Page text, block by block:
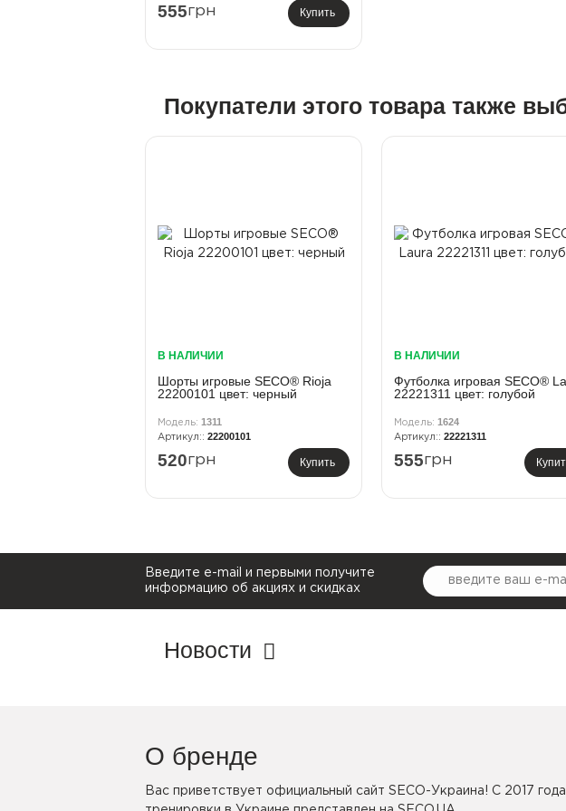
555грн Купить
Покупатели этого товара также
В НАЛИЧИИ
Шорты игровые SECO® Rioja
22200101 цвет: черный
1311
22200101
520грн Купить
В НАЛИЧИИ
Футболка игровая SECO®
22221311 цвет: голубой
1624
22221311
555грн
Введите e-mail и первыми получите
информацию об акциях и скидках
Новости
О бренде
Вас приветствует официальный сайт SECO-Украина! С 2017